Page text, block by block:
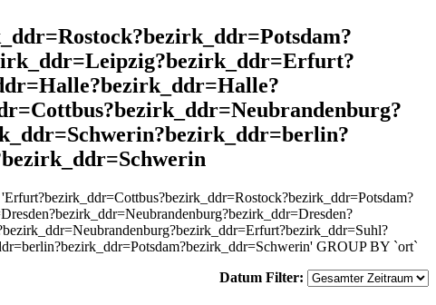
GROUP BY `ort`
Datum Filter: